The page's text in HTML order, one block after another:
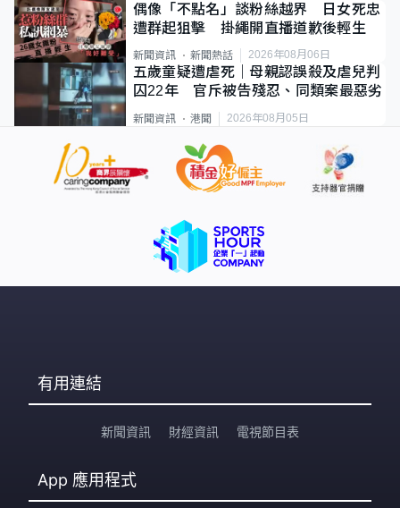
偶像「不點名」談粉絲越界 日女死忠
遭群起狙擊 掛繩開直播道歉後輕生
新聞資訊 新聞熱話 2026年08月06日
五歲童疑遭虐死｜母親認誤殺及虐兒判
囚22年 官斥被告殘忍、同類案最惡劣
新聞資訊 港聞 2026年08月05日
有用連結
新聞資訊 財經資訊 電視節目表
App 應用程式